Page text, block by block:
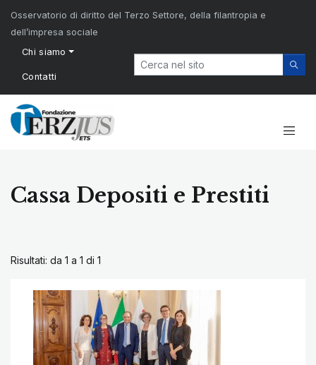
Osservatorio di diritto del Terzo Settore, della filantropia e
dell’impresa sociale
Chi siamo
Contatti
Cassa Depositi e Prestiti
Risultati: da 1 a 1 di 1